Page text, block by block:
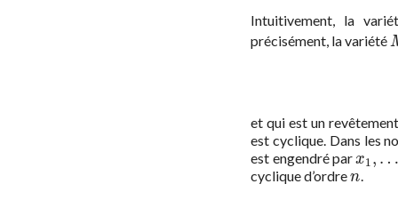
Intuitivement, la
précisément, la variété
et qui est un
est cyclique. Dans les
est engendré parx1,
x1 ,… x
cyclique d’ordren
n.